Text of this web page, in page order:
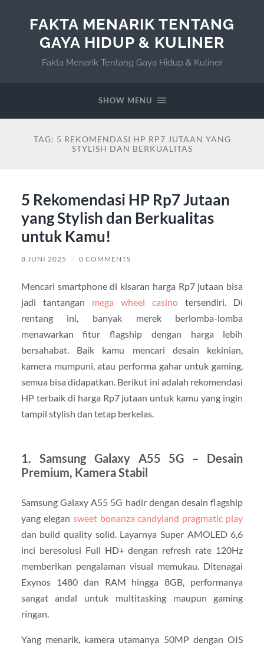
FAKTA MENARIK TENTANG
GAYA HIDUP & KULINER
Fakta Menarik Tentang Gaya Hidup & Kuliner
SHOW MENU
TAG: 5 REKOMENDASI HP RP7 JUTAAN YANG
STYLISH DAN BERKUALITAS
5 Rekomendasi HP Rp7 Jutaan
yang Stylish dan Berkualitas
untuk Kamu!
8 JUNI 2025 / 0 COMMENTS
Mencari smartphone di kisaran harga Rp7 jutaan bisa
jadi tantangan mega wheel casino tersendiri. Di
rentang ini, banyak merek berlomba-lomba
menawarkan fitur flagship dengan harga lebih
bersahabat. Baik kamu mencari desain kekinian,
kamera mumpuni, atau performa gahar untuk gaming,
semua bisa didapatkan. Berikut ini adalah rekomendasi
HP terbaik di harga Rp7 jutaan untuk kamu yang ingin
tampil stylish dan tetap berkelas.
1. Samsung Galaxy A55 5G – Desain
Premium, Kamera Stabil
Samsung Galaxy A55 5G hadir dengan desain flagship
yang elegan sweet bonanza candyland pragmatic play
dan build quality solid. Layarnya Super AMOLED 6,6
inci beresolusi Full HD+ dengan refresh rate 120Hz
memberikan pengalaman visual memukau. Ditenagai
Exynos 1480 dan RAM hingga 8GB, performanya
sangat andal untuk multitasking maupun gaming
ringan.
Yang menarik, kamera utamanya 50MP dengan OIS